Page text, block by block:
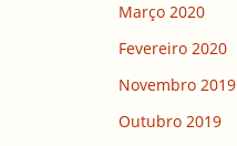
Março 2020
Fevereiro 2020
Novembro 2019
Outubro 2019